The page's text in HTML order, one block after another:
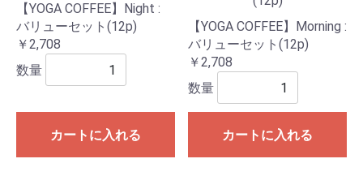
【YOGA COFFEE】Night :
バリューセット(12p)
￥2,708
数量
カートに入れる
【YOGA COFFEE】Morning :
バリューセット(12p)
￥2,708
数量
カートに入れる